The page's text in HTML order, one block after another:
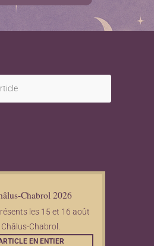
Chabrol 2026
les 15 et 16 août
Chabrol.
EN ENTIER